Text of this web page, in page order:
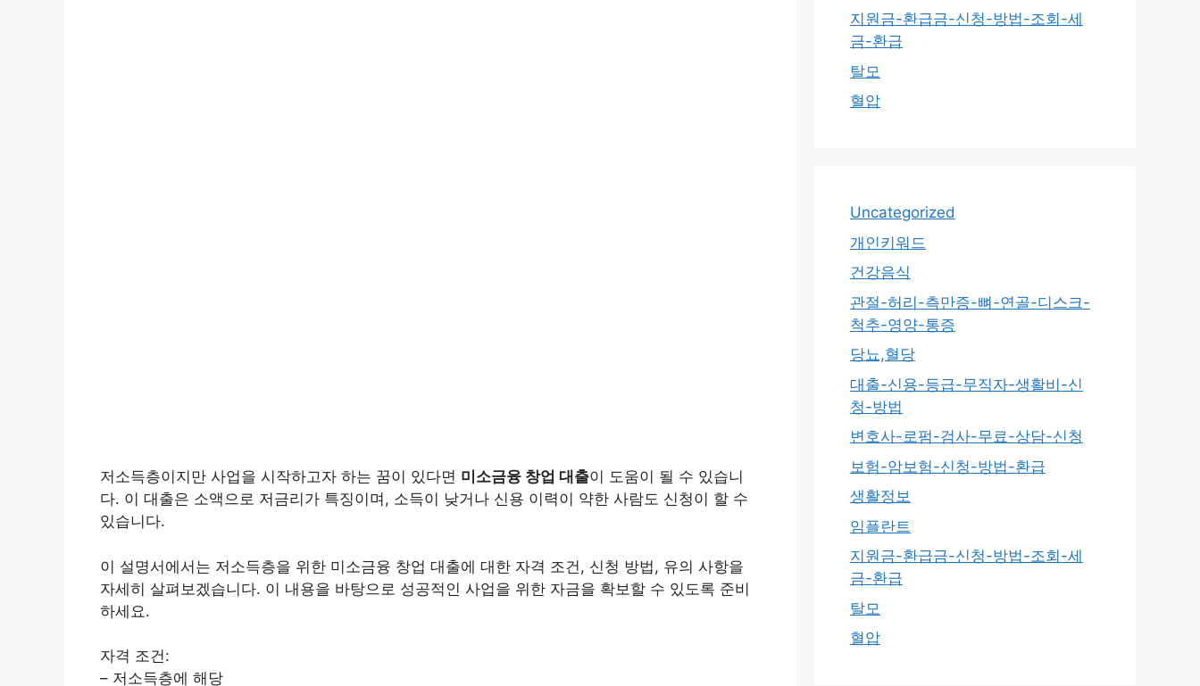
저소득층이지만 사업을 시작하고자 하는 꿈이 있다면 미소금융 창업 대출이 도움이 될 수 있습니
다. 이 대출은 소액으로 저금리가 특징이며, 소득이 낮거나 신용 이력이 약한 사람도 신청이 할 수
있습니다.
이 설명서에서는 저소득층을 위한 미소금융 창업 대출에 대한 자격 조건, 신청 방법, 유의 사항을
자세히 살펴보겠습니다. 이 내용을 바탕으로 성공적인 사업을 위한 자금을 확보할 수 있도록 준비
하세요.
자격 조건:
– 저소득층에 해당
지원금-환급금-신청-방법-조회-세
금-환급
탈모
혈압
Uncategorized
개인키워드
건강음식
관절-허리-측만증-뼈-연골-디스크-
척추-영양-통증
당뇨,혈당
대출-신용-등급-무직자-생활비-신
청-방법
변호사-로펌-검사-무료-상담-신청
보험-암보험-신청-방법-환급
생활정보
임플란트
지원금-환급금-신청-방법-조회-세
금-환급
탈모
혈압